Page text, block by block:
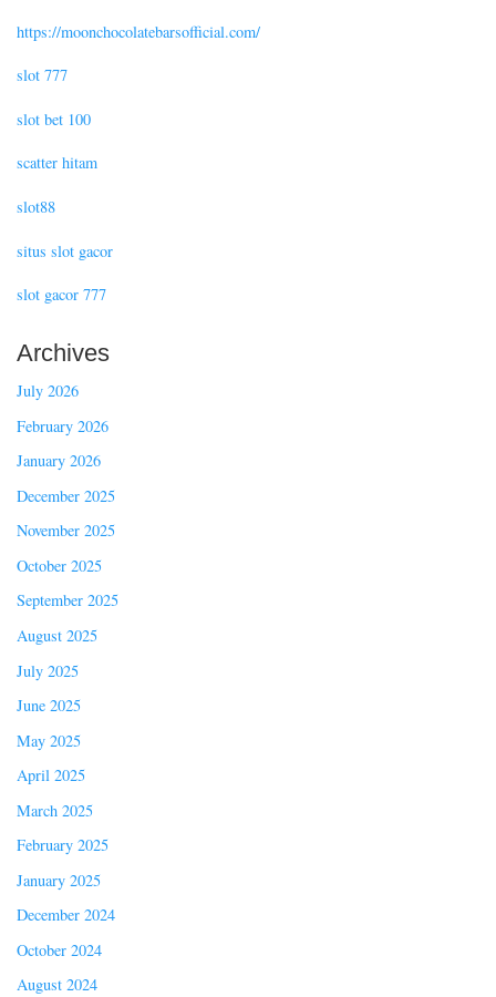
https://moonchocolatebarsofficial.com/
slot 777
slot bet 100
scatter hitam
slot88
situs slot gacor
slot gacor 777
Archives
July 2026
February 2026
January 2026
December 2025
November 2025
October 2025
September 2025
August 2025
July 2025
June 2025
May 2025
April 2025
March 2025
February 2025
January 2025
December 2024
October 2024
August 2024